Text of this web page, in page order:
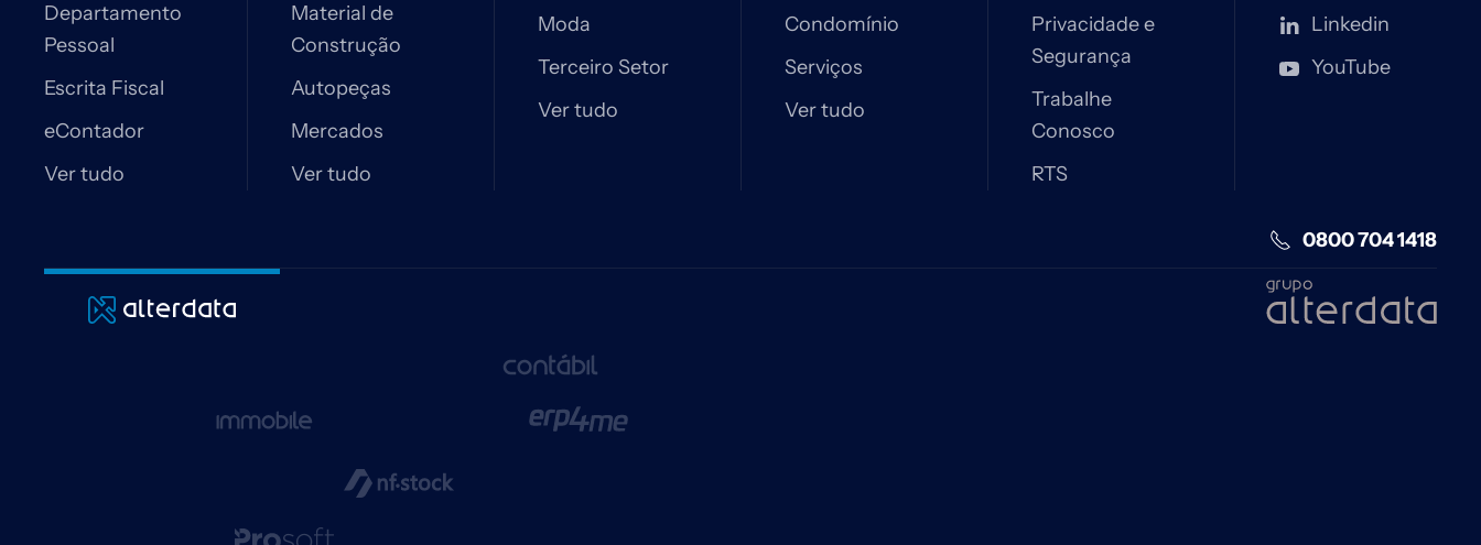
Departamento
Pessoal
Escrita Fiscal
eContador
Ver tudo
Material de
Construção
Autopeças
Mercados
Ver tudo
Moda
Terceiro Setor
Ver tudo
Condomínio
Serviços
Ver tudo
Privacidade e
Segurança
Trabalhe
Conosco
RTS
Linkedin
YouTube
0800 704 1418